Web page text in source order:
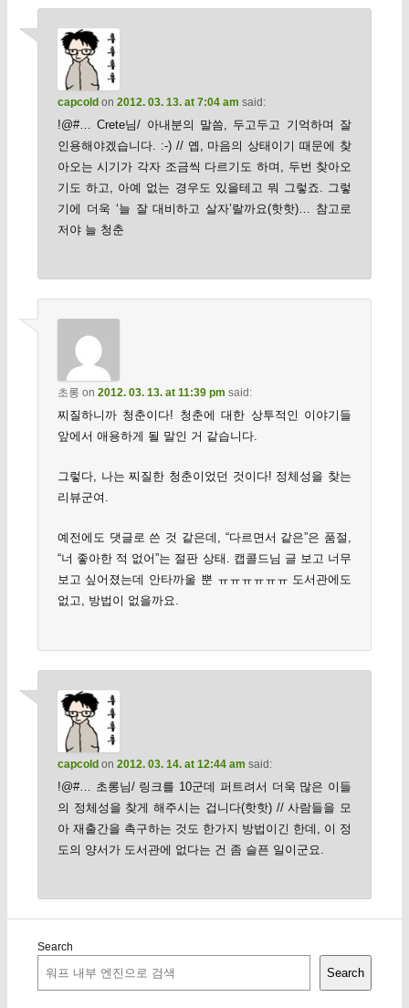
capcoldon 2012. 03. 13. at 7:04 am said:
!@#… Crete님/ 아내분의 말씀, 두고두고 기억하며 잘
인용해야겠습니다. :-) // 옙, 마음의 상태이기 때문에 찾
아오는 시기가 각자 조금씩 다르기도 하며, 두번 찾아오
기도 하고, 아예 없는 경우도 있을테고 뭐 그렇죠. 그렇
기에 더욱 ‘늘 잘 대비하고 살자’랄까요(핫핫)… 참고로
저야 늘 청춘
초롱 on 2012. 03. 13. at 11:39 pm said:
찌질하니까 청춘이다! 청춘에 대한 상투적인 이야기들
앞에서 애용하게 될 말인 거 같습니다.
그렇다, 나는 찌질한 청춘이었던 것이다! 정체성을 찾는
리뷰군여.
예전에도 댓글로 쓴 것 같은데, “다르면서 같은”은 품절,
“너 좋아한 적 없어”는 절판 상태. 캡콜드님 글 보고 너무
보고 싶어졌는데 안타까울 뿐 ㅠㅠㅠㅠㅠㅠ 도서관에도
없고, 방법이 없을까요.
capcold on 2012. 03. 14. at 12:44 am said:
!@#… 초롱님/ 링크를 10군데 퍼트려서 더욱 많은 이들
의 정체성을 찾게 해주시는 겁니다(핫핫) // 사람들을 모
아 재출간을 촉구하는 것도 한가지 방법이긴 한데, 이 정
도의 양서가 도서관에 없다는 건 좀 슬픈 일이군요.
Search
Search